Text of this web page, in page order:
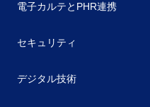
電子カルテとPHR連携
セキュリティ
デジタル技術